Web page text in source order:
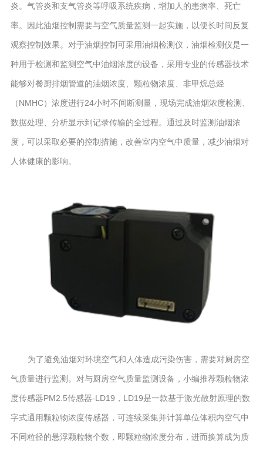
炎。气管炎和支气管炎等呼吸系统疾病，增加人的患病率、死亡
率。因此油烟控制需要与空气质量监测一起实施，以便长时间反复
观察控制效果。对于油烟控制可采用油烟检测仪，油烟检测仪是一
种用于检测和监测空气中油烟浓度的设备，采用专业的传感器技术
能够对餐厨排烟管道的油烟浓度、颗粒物浓度、非甲烷总烃
（NMHC）浓度进行24小时不间断测量，现场完成油烟浓度检测、
数据处理、分析显示到记录传输的全过程。通过及时监测油烟浓
度，可以采取必要的控制措施，改善室内空气中质量，减少油烟对
人体健康的影响。
为了避免油烟对环境空气和人体造成污染伤害，需要对厨房空
气质量进行监测。对与厨房空气质量监测设备，小编推荐颗粒物浓
度传感器PM2.5传感器-LD19，LD19是一款基于激光散射原理的数
字式通用颗粒物浓度传感器，可连续采集并计算单位体积内空气中
不同粒径的悬浮颗粒物个数，即颗粒物浓度分布，进而换算成为质